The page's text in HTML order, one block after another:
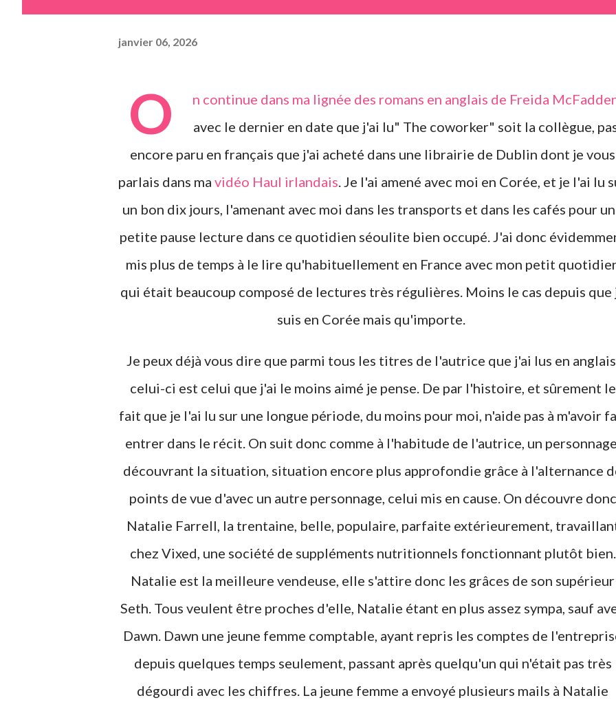
janvier 06, 2026
O
n continue dans ma lignée des romans en anglais de Freida
avec le dernier en date que j'ai lu" The coworker" soit la collègue,
encore paru en français que j'ai acheté dans une librairie de Dublin dont je vous
parlais dans ma vidéo Haul irlandais. Je l'ai amené avec moi en Corée, et je l'ai lu
un bon dix jours, l'amenant avec moi dans les transports et dans les cafés pour
petite pause lecture dans ce quotidien séoulite bien occupé. J'ai donc
mis plus de temps à le lire qu'habituellement en France avec mon petit
qui était beaucoup composé de lectures très régulières. Moins le cas depuis que
suis en Corée mais qu'importe.
Je peux déjà vous dire que parmi tous les titres de l'autrice que j'ai lus en
celui-ci est celui que j'ai le moins aimé je pense. De par l'histoire, et sûrement le
fait que je l'ai lu sur une longue période, du moins pour moi, n'aide pas à m'avoir
entrer dans le récit. On suit donc comme à l'habitude de l'autrice, un
découvrant la situation, situation encore plus approfondie grâce à l'alternance
points de vue d'avec un autre personnage, celui mis en cause. On découvre donc
Natalie Farrell, la trentaine, belle, populaire, parfaite extérieurement,
chez Vixed, une société de suppléments nutritionnels fonctionnant plutôt bien.
Natalie est la meilleure vendeuse, elle s'attire donc les grâces de son supérieur
Seth. Tous veulent être proches d'elle, Natalie étant en plus assez sympa, sauf
Dawn. Dawn une jeune femme comptable, ayant repris les comptes de
depuis quelques temps seulement, passant après quelqu'un qui n'était pas très
dégourdi avec les chiffres. La jeune femme a envoyé plusieurs mails à Natalie